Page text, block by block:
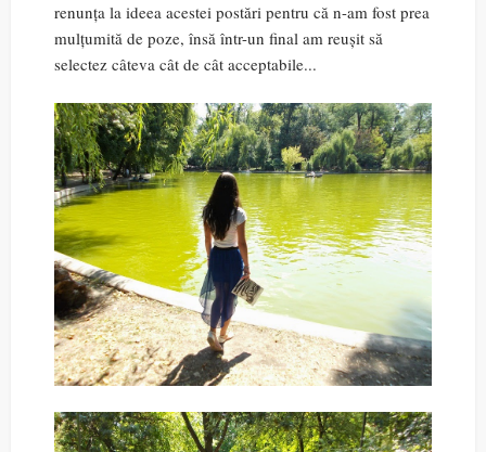
renunța la ideea acestei postări pentru că n-am fost prea
mulțumită de poze, însă într-un final am reușit să
selectez câteva cât de cât acceptabile...